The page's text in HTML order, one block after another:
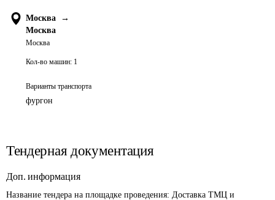
Москва
→
Москва
Москва
Кол-во машин: 1
Варианты транспорта
фургон
Тендерная документация
Доп. информация
Название тендера на площадке проведения: Доставка ТМЦ и